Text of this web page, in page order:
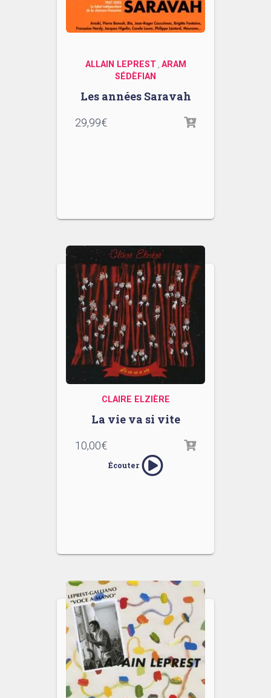
ALLAIN LEPREST , ARAM
SÉDÈFIAN
Les années Saravah
29,99€
CLAIRE ELZIÈRE
La vie va si vite
10,00€
Écouter